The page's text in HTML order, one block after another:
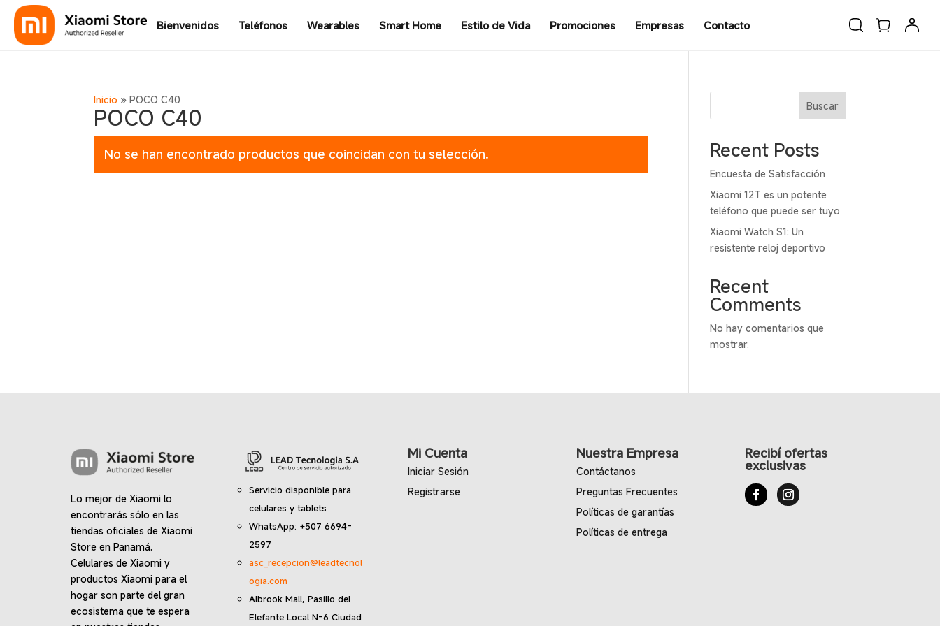
Bienvenidos Teléfonos Wearables Smart Home Estilo de Vida Promociones Empresas Contacto
Inicio »POCO C40
POCO C40
No se han encontrado productos que coincidan con tu selección.
Buscar
Recent Posts
Encuesta de Satisfacción
Xiaomi 12T es un potente
teléfono que puede ser tuyo
Xiaomi Watch S1: Un
resistente reloj deportivo
Recent
Comments
No hay comentarios que
mostrar.
Lo mejor de Xiaomi lo
encontrarás sólo en las
tiendas oficiales de Xiaomi
Store en Panamá.
Celulares de Xiaomi y
productos Xiaomi para el
hogar son parte del gran
ecosistema que te espera
Servicio disponible para
celulares y tablets
WhatsApp: +507 6694-
2597
asc_recepcion@leadtecnol
ogia.com
Albrook Mall, Pasillo del
Elefante Local N-6 Ciudad
Mi Cuenta
Iniciar Sesión
Registrarse
Nuestra Empresa
Contáctanos
Preguntas Frecuentes
Políticas de garantías
Políticas de entrega
Recibí ofertas
exclusivas